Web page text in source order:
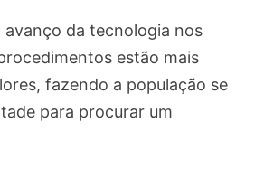
avanço da tecnologia nos
estão mais
fazendo a população se
para procurar um